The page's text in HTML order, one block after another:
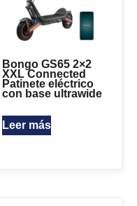
Bongo GS65 2×2
XXL Connected
Patinete eléctrico
con base ultrawide
Leer más